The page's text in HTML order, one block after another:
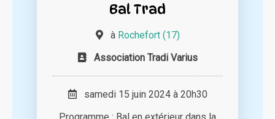
Bal Trad
à Rochefort (17)
Association Tradi Varius
samedi 15 juin 2024 à 20h30